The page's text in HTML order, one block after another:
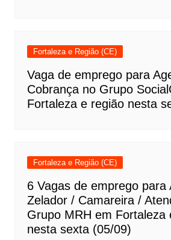
Fortaleza e Região (CE)
Vaga de emprego para
Cobrança no Grupo
Fortaleza e região nesta
Fortaleza e Região (CE)
6 Vagas de emprego para
Zelador / Camareira /
Grupo MRH em Fortaleza
nesta sexta (05/09)